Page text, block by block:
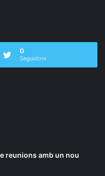
0
Seguidors
reunions amb un nou